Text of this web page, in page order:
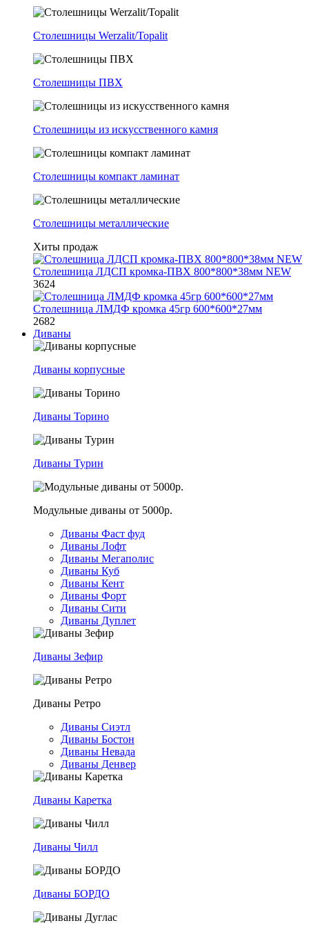
Столешницы Werzalit/Topalit
Столешницы ПВХ
Столешницы из искусственного камня
Столешницы компакт ламинат
Столешницы металлические
Хиты продаж
Столешница ЛДСП кромка-ПВХ 800*800*38мм NEW
3624
Столешница ЛМДФ кромка 45гр 600*600*27мм
2682
Диваны
Диваны корпусные
Диваны Торино
Диваны Турин
Модульные диваны от 5000р.
Диваны Фаст фуд
Диваны Лофт
Диваны Мегаполис
Диваны Куб
Диваны Кент
Диваны Форт
Диваны Сити
Диваны Дуплет
Диваны Зефир
Диваны Ретро
Диваны Сиэтл
Диваны Бостон
Диваны Невада
Диваны Денвер
Диваны Каретка
Диваны Чилл
Диваны БОРДО